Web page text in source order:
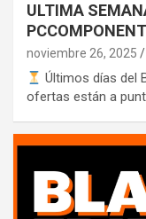
ULTIMA
noviembre 26, 2025
Últimos días del
ofertas están a